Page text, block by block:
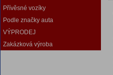
Přívěsné vozíky
Podle značky auta
VÝPRODEJ
Zakázková výroba